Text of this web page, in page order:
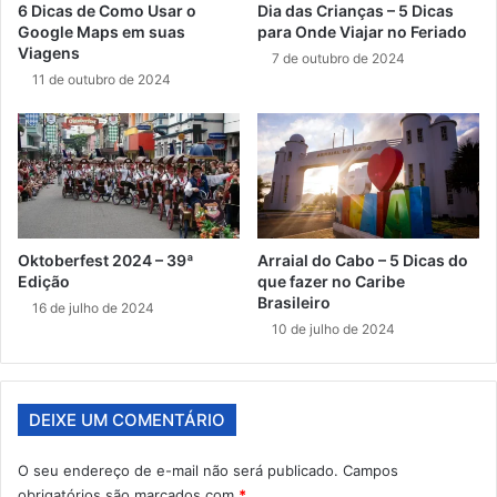
6 Dicas de Como Usar o
Google Maps em suas
Viagens
11 de outubro de 2024
Dia das Crianças – 5 Dicas
para Onde Viajar no Feriado
7 de outubro de 2024
Oktoberfest 2024 – 39ª
Edição
16 de julho de 2024
Arraial do Cabo – 5 Dicas do
que fazer no Caribe
Brasileiro
10 de julho de 2024
DEIXE UM COMENTÁRIO
O seu endereço de e-mail não será publicado. Campos